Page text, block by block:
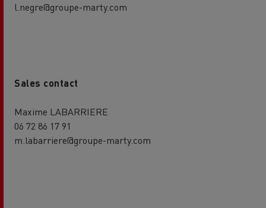
l.negre@groupe-marty.com
Sales contact
Maxime LABARRIERE
06 72 86 17 91
m.labarriere@groupe-marty.com